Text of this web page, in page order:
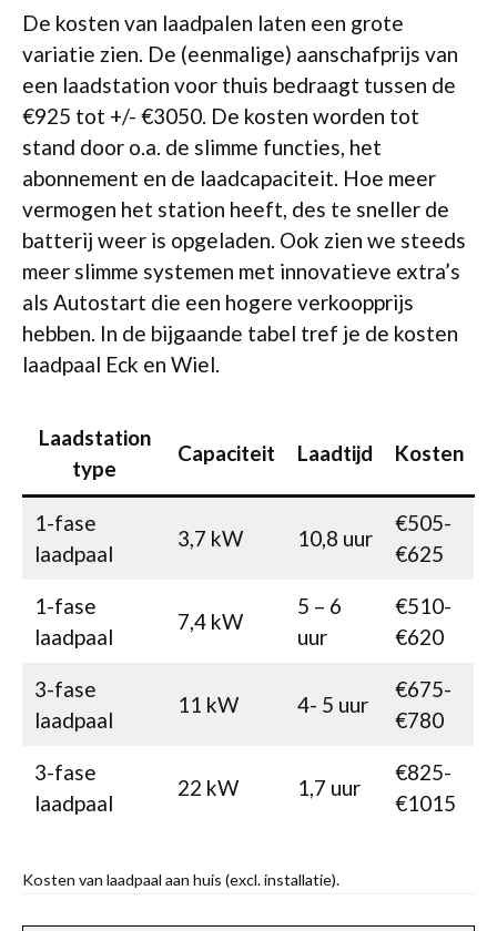
De kosten van laadpalen laten een grote
variatie zien. De (eenmalige) aanschafprijs van
een laadstation voor thuis bedraagt tussen de
€925 tot +/- €3050. De kosten worden tot
stand door o.a. de slimme functies, het
abonnement en de laadcapaciteit. Hoe meer
vermogen het station heeft, des te sneller de
batterij weer is opgeladen. Ook zien we steeds
meer slimme systemen met innovatieve extra’s
als Autostart die een hogere verkoopprijs
hebben. In de bijgaande tabel tref je de kosten
laadpaal Eck en Wiel.
Laadstation
type
Capaciteit Laadtijd Kosten
1-fase
laadpaal
3,7 kW 10,8 uur
€505-
€625
1-fase
laadpaal
7,4 kW
5 – 6
uur
€510-
€620
3-fase
laadpaal
11 kW 4- 5 uur
€675-
€780
3-fase
laadpaal
22 kW 1,7 uur
€825-
€1015
Kosten van laadpaal aan huis (excl. installatie).